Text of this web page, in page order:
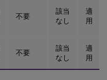
不要
該当
なし
適
用
不要
該当
なし
適
用